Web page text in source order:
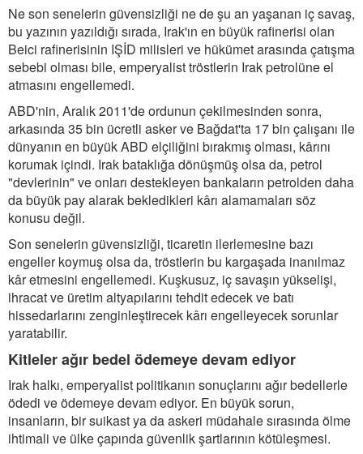
Ne son senelerin güvensizliği ne de şu an yaşanan iç savaş,
bu yazının yazıldığı sırada, Irak'ın en büyük rafinerisi olan
Beici rafinerisinin IŞİD milisleri ve hükümet arasında çatışma
sebebi olması bile, emperyalist tröstlerin Irak petrolüne el
atmasını engellemedi.
ABD'nin, Aralık 2011'de ordunun çekilmesinden sonra,
arkasında 35 bin ücretli asker ve Bağdat'ta 17 bin çalışanı ile
dünyanın en büyük ABD elçiliğini bırakmış olması, kârını
korumak içindi. Irak bataklığa dönüşmüş olsa da, petrol
"devlerinin" ve onları destekleyen bankaların petrolden daha
da büyük pay alarak bekledikleri kârı alamamaları söz
konusu değil.
Son senelerin güvensizliği, ticaretin ilerlemesine bazı
engeller koymuş olsa da, tröstlerin bu kargaşada inanılmaz
kâr etmesini engellemedi. Kuşkusuz, iç savaşın yükselişi,
ihracat ve üretim altyapılarını tehdit edecek ve batı
hissedarlarını zenginleştirecek kârı engelleyecek sorunlar
yaratabilir.
Kitleler ağır bedel ödemeye devam ediyor
Irak halkı, emperyalist politikanın sonuçlarını ağır bedellerle
ödedi ve ödemeye devam ediyor. En büyük sorun,
insanların, bir suikast ya da askeri müdahale sırasında ölme
ihtimali ve ülke çapında güvenlik şartlarının kötüleşmesi.